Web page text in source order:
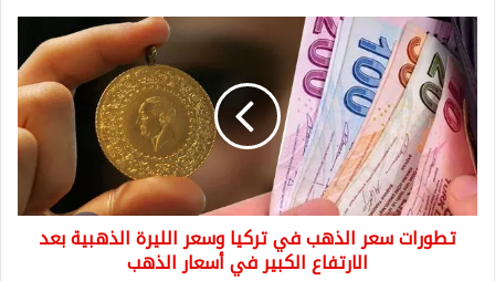
الثاني
من
العيد
تطورات
سعر
الذهب
في
تركيا
وسعر
الليرة
الذهبية
بعد
الارتفاع
تطورات سعر الذهب في تركيا وسعر الليرة الذهبية بعد
الارتفاع الكبير في أسعار الذهب